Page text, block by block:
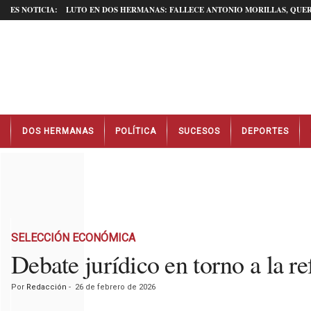
ES NOTICIA: LUTO EN DOS HERMANAS: FALLECE ANTONIO MORILLAS,
t
DOS HERMANAS POLÍTICA SUCESOS DEPORTES
SELECCIÓN ECONÓMICA
Debate jurídico en torno a la
Por Redacción - 26 de febrero de 2026